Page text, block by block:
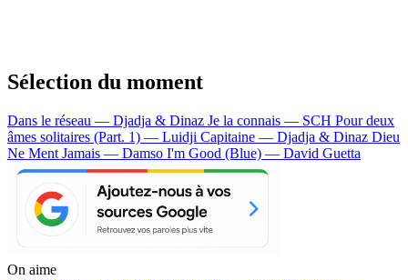
Sélection du moment
Dans le réseau — Djadja & Dinaz Je la connais — SCH Pour deux
âmes solitaires (Part. 1) — Luidji Capitaine — Djadja & Dinaz Dieu
Ne Ment Jamais — Damso I'm Good (Blue) — David Guetta
On aime